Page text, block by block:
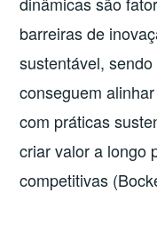
barreiras de
sustentável,
conseguem
com práticas
criar valor a longo
competitivas